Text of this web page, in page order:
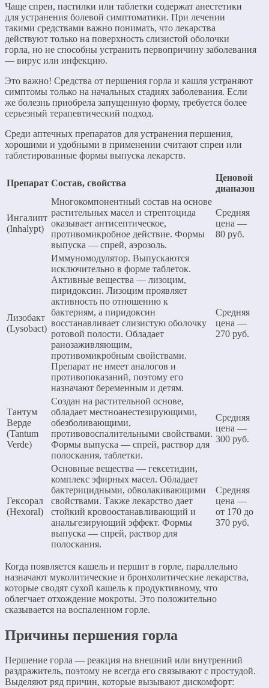
Чаще спреи, пастилки или таблетки содержат анестетики
для устранения болевой симптоматики. При лечении
такими средствами важно понимать, что лекарства
действуют только на поверхность слизистой оболочки
горла, но не способны устранить первопричину заболевания
— вирус или инфекцию.
Это важно! Средства от першения горла и кашля устраняют
симптомы только на начальных стадиях заболевания. Если
же болезнь приобрела запущенную форму, требуется более
серьезный терапевтический подход.
Среди аптечных препаратов для устранения першения,
хорошими и удобными в применении считают спреи или
таблетированные формы выпуска лекарств.
Препарат Состав, свойства
Ценовой
диапазон
Ингалипт
(Inhalypt)
Многокомпонентный состав на основе
растительных масел и стрептоцида
оказывает антисептическое,
противомикробное действие. Формы
выпуска — спрей, аэрозоль.
Средняя
цена —
80 руб.
Лизобакт
(Lysobact)
Иммуномодулятор. Выпускаются
исключительно в форме таблеток.
Активные вещества — лизоцим,
пиридоксин. Лизоцим проявляет
активность по отношению к
бактериям, а пиридоксин
восстанавливает слизистую оболочку
ротовой полости. Обладает
ранозаживляющим,
противомикробным свойствами.
Препарат не имеет аналогов и
противопоказаний, поэтому его
назначают беременным и детям.
Средняя
цена —
270 руб.
Тантум
Верде
(Tantum
Verde)
Создан на растительной основе,
обладает местноанестезирующими,
обезболивающими,
противовоспалительными свойствами.
Формы выпуска — спрей, раствор для
полоскания, таблетки.
Средняя
цена —
300 руб.
Гексорал
(Hexoral)
Основные вещества — гексетидин,
комплекс эфирных масел. Обладает
бактерицидными, обволакивающими
свойствами. Также лекарство дает
стойкий кровоостанавливающий и
анальгезирующий эффект. Формы
выпуска — спрей, раствор для
полоскания.
Средняя
цена —
от 170 до
370 руб.
Когда появляется кашель и першит в горле, параллельно
назначают муколитические и бронхолитические лекарства,
которые сводят сухой кашель к продуктивному, что
облегчает отхождение мокроты. Это положительно
сказывается на воспаленном горле.
Причины першения горла
Першение горла — реакция на внешний или внутренний
раздражитель, поэтому не всегда его связывают с простудой.
Выделяют ряд причин, которые вызывают дискомфорт: